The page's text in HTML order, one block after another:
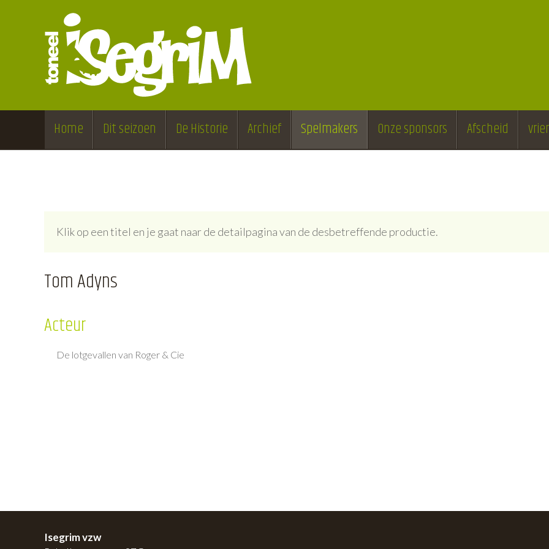
Home Dit seizoen De Historie Archief Spelmakers Onze sponsors Afscheid
Klik op een titel en je gaat naar de detailpagina van de desbetreffende productie.
Tom Adyns
Acteur
De lotgevallen van Roger & Cie
Isegrim vzw